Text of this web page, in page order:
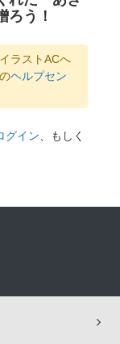
ろう！
ラストACへ
ヘルプセン
グイン、もしく